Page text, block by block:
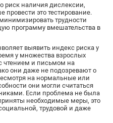
риск наличия дислексии,
это тестирование.
трудности
программу вмешательства в
выявить индекс риска у
у множества взрослых
чтением и письмом на
они даже не подозревают о
на нормальные или
они могли считаться
Если проблема не была
необходимые меры, это
трудовой и даже